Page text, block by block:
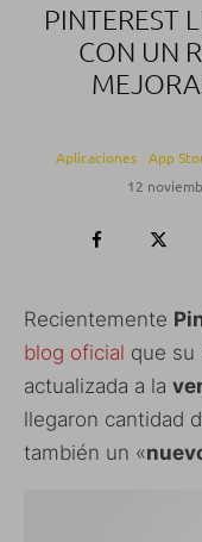
PINTEREST
CON UN
Aplicaciones
App
12
Recientemente
blog oficial que su
actualizada a la
llegaron cantidad
también un «